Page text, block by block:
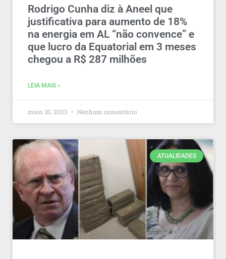
Rodrigo Cunha diz à Aneel que
justificativa para aumento de 18%
na energia em AL “não convence” e
que lucro da Equatorial em 3 meses
chegou a R$ 287 milhões
LEIA MAIS »
maio 30, 2023 Nenhum comentário
ATUALIDADES